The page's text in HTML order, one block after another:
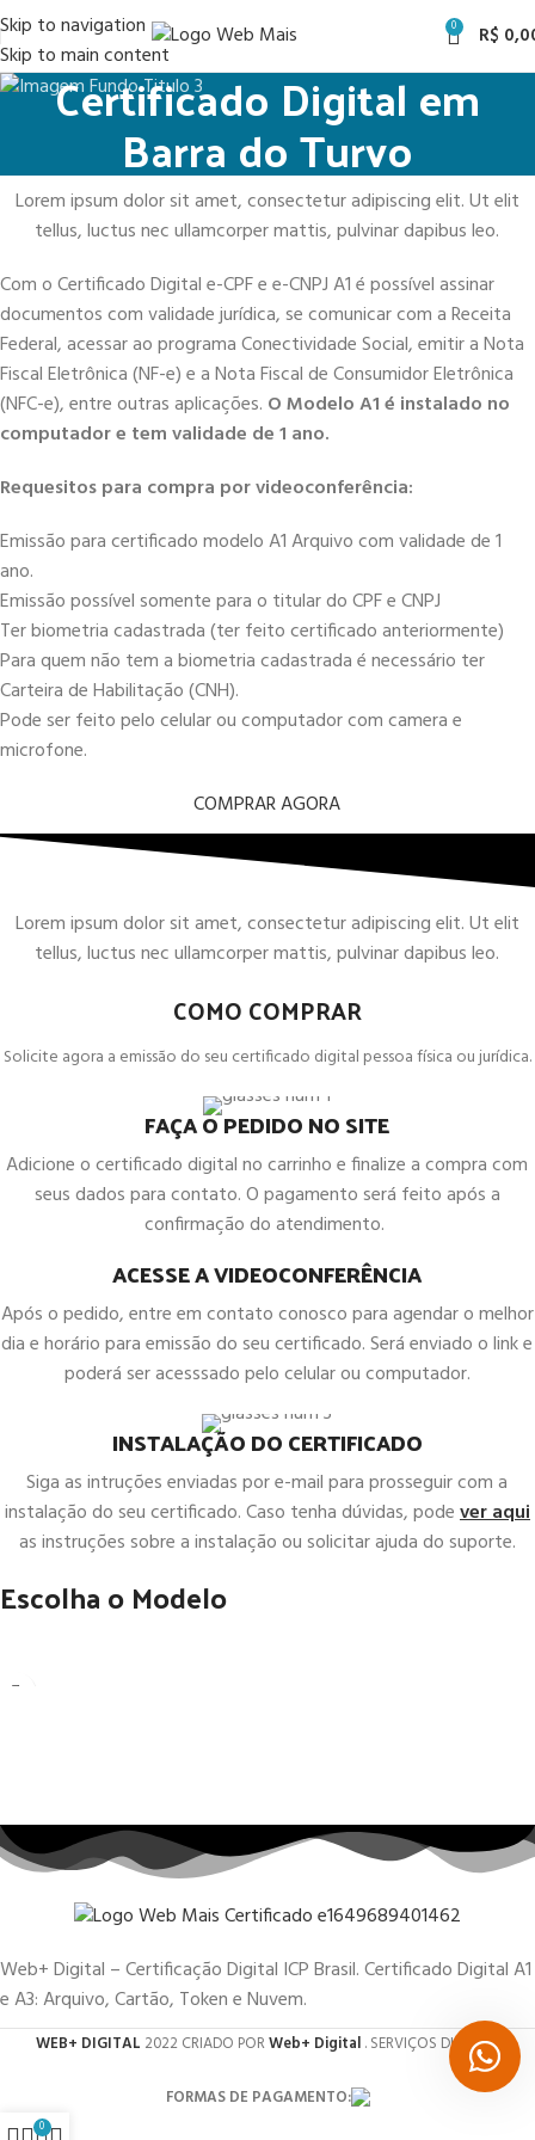
Skip to navigation
Skip to main content
0 R$
Certificado Digital em
Barra do Turvo
Lorem ipsum dolor sit amet, consectetur adipiscing elit. Ut elit
tellus, luctus nec ullamcorper mattis, pulvinar dapibus leo.
Com o Certificado Digital e-CPF e e-CNPJ A1 é possível assinar
documentos com validade jurídica, se comunicar com a Receita
Federal, acessar ao programa Conectividade Social, emitir a Nota
Fiscal Eletrônica (NF-e) e a Nota Fiscal de Consumidor Eletrônica
(NFC-e), entre outras aplicações. O Modelo A1 é instalado no
computador e tem validade de 1 ano.
Requesitos para compra por videoconferência:
Emissão para certificado modelo A1 Arquivo com validade de 1
ano.
Emissão possível somente para o titular do CPF e CNPJ
Ter biometria cadastrada (ter feito certificado anteriormente)
Para quem não tem a biometria cadastrada é necessário ter
Carteira de Habilitação (CNH).
Pode ser feito pelo celular ou computador com camera e
microfone.
COMPRAR AGORA
Lorem ipsum dolor sit amet, consectetur adipiscing elit. Ut elit
tellus, luctus nec ullamcorper mattis, pulvinar dapibus leo.
COMO COMPRAR
Solicite agora a emissão do seu certificado digital pessoa física ou jurídica.
FAÇA O PEDIDO NO SITE
Adicione o certificado digital no carrinho e finalize a compra com
seus dados para contato. O pagamento será feito após a
confirmação do atendimento.
ACESSE A VIDEOCONFERÊNCIA
Após o pedido, entre em contato conosco para agendar o melhor
dia e horário para emissão do seu certificado. Será enviado o link e
poderá ser acesssado pelo celular ou computador.
INSTALAÇÃO DO CERTIFICADO
Siga as intruções enviadas por e-mail para prosseguir com a
instalação do seu certificado. Caso tenha dúvidas, podever aqui
as instruções sobre a instalação ou solicitar ajuda do suporte.
Escolha o Modelo
Web+ Digital – Certificação Digital ICP Brasil. Certificado Digital A1
e A3: Arquivo, Cartão, Token e Nuvem.
WEB+ DIGITAL 2022 CRIADO PORWeb+ Digital. SERVIÇOS DIGITAIS.
FORMAS DE PAGAMENTO:
0